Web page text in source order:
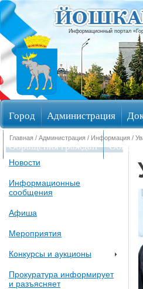
Информационный портал
Город Администрация
Обращения граждан
Главная / Администрация / Информация /
Новости
Информационные
сообщения
Афиша
Мероприятия
Конкурсы и аукционы
Прокуратура информирует
и разъясняет